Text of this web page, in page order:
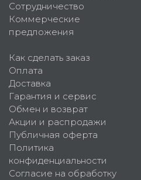
Сотрудничество
Коммерческие
предложения
Как сделать заказ
Оплата
Доставка
Гарантия и сервис
Обмен и возврат
Акции и распродажи
Публичная оферта
Политика
конфиденциальности
Согласие на обработку